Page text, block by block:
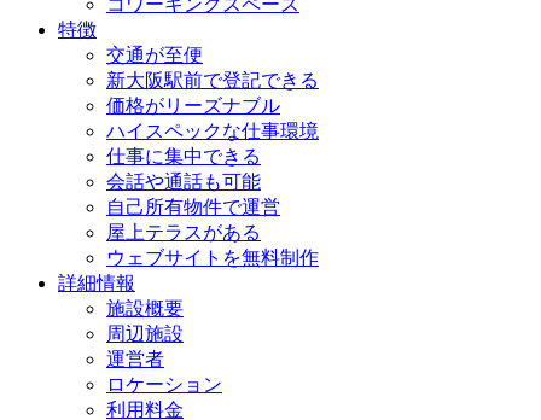
特徴
交通が至便
新大阪駅前で登記できる
価格がリーズナブル
ハイスペックな仕事環境
仕事に集中できる
会話や通話も可能
自己所有物件で運営
屋上テラスがある
ウェブサイトを無料制作
詳細情報
施設概要
周辺施設
運営者
ロケーション
利用料金